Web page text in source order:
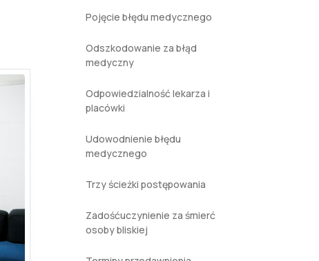
Pojęcie błędu medycznego
Odszkodowanie za błąd
medyczny
Odpowiedzialność lekarza i
placówki
Udowodnienie błędu
medycznego
Trzy ścieżki postępowania
Zadośćuczynienie za śmierć
osoby bliskiej